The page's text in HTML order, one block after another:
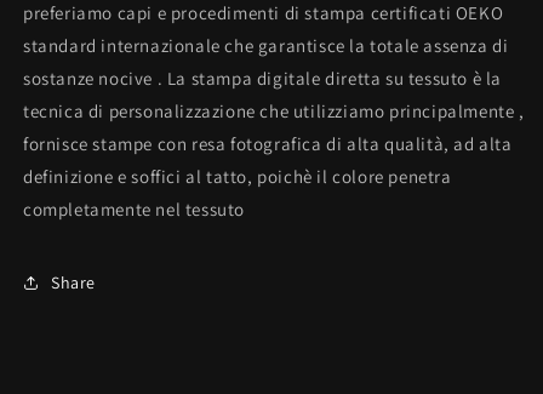
preferiamo capi e procedimenti di stampa certificati OEKO
standard internazionale che garantisce la totale assenza di
sostanze nocive . La stampa digitale diretta su tessuto è la
tecnica di personalizzazione che utilizziamo principalmente ,
fornisce stampe con resa fotografica di alta qualità, ad alta
definizione e soffici al tatto, poichè il colore penetra
completamente nel tessuto
Share